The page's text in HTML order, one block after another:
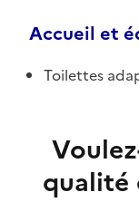
Accueil et
Toilettes
qualité